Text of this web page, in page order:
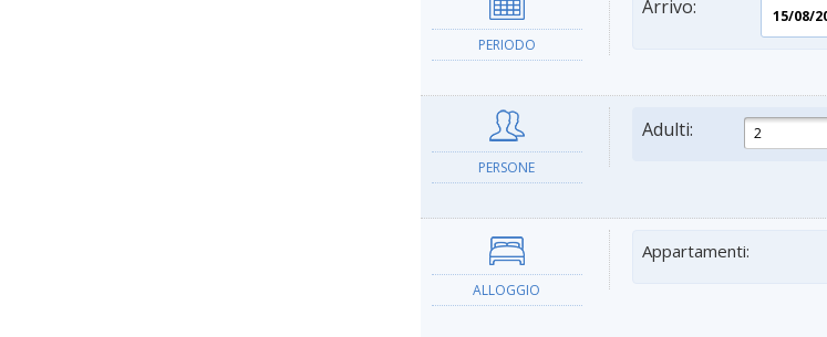
PERIODO
Arrivo:
PERSONE
Adulti:
ALLOGGIO
Appartamenti: